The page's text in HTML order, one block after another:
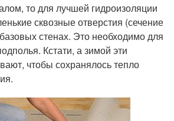
то для лучшей гидроизоляции
сквозные отверстия (сечение
стенах. Это необходимо для
Кстати, а зимой эти
чтобы сохранялось тепло